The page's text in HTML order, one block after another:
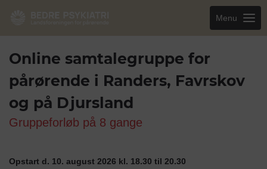
Menu
Online samtalegruppe for
pårørende i Randers, Favrskov
og på Djursland
Gruppeforløb på 8 gange
Opstart d. 10. august 2026 kl. 18.30 til 20.30